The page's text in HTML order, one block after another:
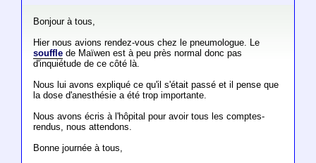
Bonjour à tous,
Hier nous avions rendez-vous chez le pneumologue. Le
soufflede Maïwen est à peu près normal donc pas
d'inquiétude de ce côté là.
Nous lui avons expliqué ce qu'il s'était passé et il pense que
la dose d'anesthésie a été trop importante.
Nous avons écris à l'hôpital pour avoir tous les comptes-
rendus, nous attendons.
Bonne journée à tous,